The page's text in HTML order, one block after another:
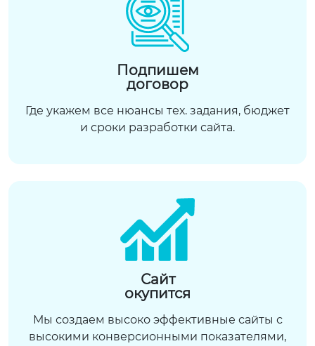
Подпишем
договор
Где укажем все нюансы тех. задания, бюджет
и сроки разработки сайта.
Сайт
окупится
Мы создаем высоко эффективные сайты с
высокими конверсионными показателями,